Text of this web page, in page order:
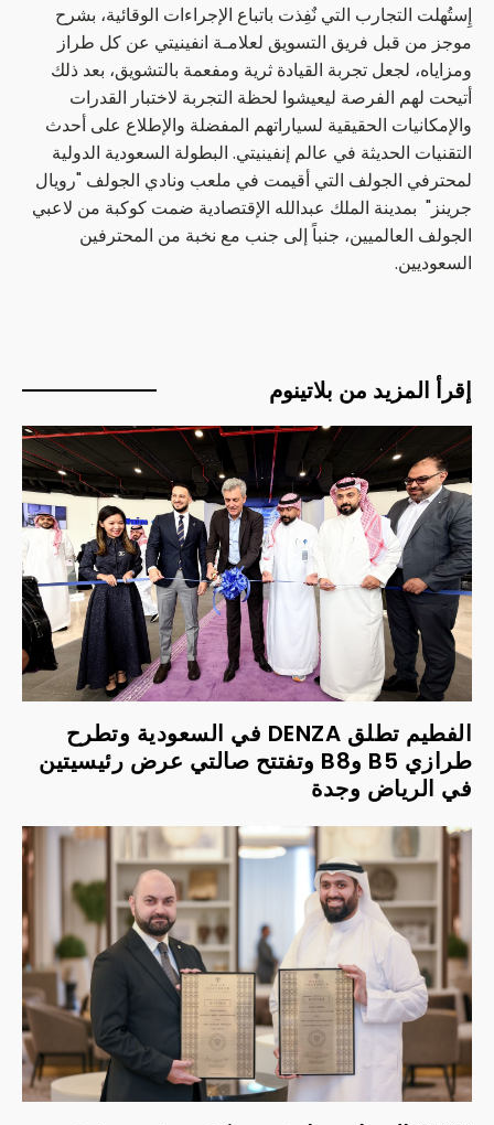
إِستُهلت التجارب التي نٌفِذت باتباع الإجراءات الوقائية، بشرح
موجز من قبل فريق التسويق لعلامـة انفينيتي عن كل طراز
ومزاياه، لجعل تجربة القيادة ثرية ومفعمة بالتشويق، بعد ذلك
أتيحت لهم الفرصة ليعيشوا لحظة التجربة لاختبار القدرات
والإمكانيات الحقيقية لسياراتهم المفضلة والإطلاع على أحدث
التقنيات الحديثة في عالم إنفينيتي. البطولة السعودية الدولية
لمحترفي الجولف التي أقيمت في ملعب ونادي الجولف "رويال
جرينز" بمدينة الملك عبدالله الإقتصادية ضمت كوكبة من لاعبي
الجولف العالميين، جنباً إلى جنب مع نخبة من المحترفين
السعوديين.
إقرأ المزيد من بلاتينوم
الفطيم تطلق DENZA في السعودية وتطرح
طرازي B5 وB8 وتفتتح صالتي عرض رئيسيتين
في الرياض وجدة